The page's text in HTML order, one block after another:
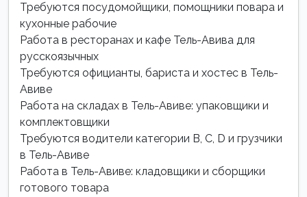
Требуются посудомойщики, помощники повара и
кухонные рабочие
Работа в ресторанах и кафе Тель-Авива для
русскоязычных
Требуются официанты, бариста и хостес в Тель-
Авиве
Работа на складах в Тель-Авиве: упаковщики и
комплектовщики
Требуются водители категории B, C, D и грузчики
в Тель-Авиве
Работа в Тель-Авиве: кладовщики и сборщики
готового товара